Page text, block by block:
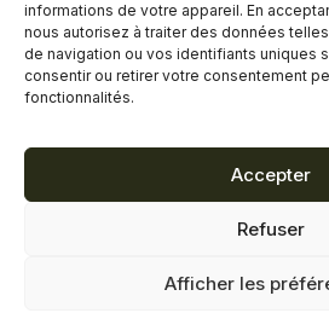
informations de votre appareil. En
nous autorisez à traiter des données
de navigation ou vos identifiants uniques
consentir ou retirer votre consentement
fonctionnalités.
Accepter
Refuser
Afficher les
Lundi au mercredi
Jeudi
Vendredi
Dimanche
Termes et conditions